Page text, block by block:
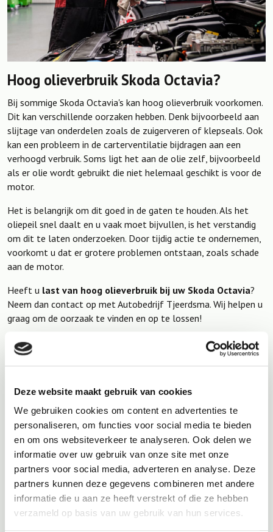
Deze website maakt gebruik van cookies
We gebruiken cookies om content en advertenties te
personaliseren, om functies voor social media te bieden
en om ons websiteverkeer te analyseren. Ook delen we
informatie over uw gebruik van onze site met onze
partners voor social media, adverteren en analyse. Deze
partners kunnen deze gegevens combineren met andere
informatie die u aan ze heeft verstrekt of die ze hebben
verzameld op basis van uw gebruik van hun services.
Hoog olieverbruik Skoda Octavia?
Bij sommige Skoda Octavia's kan hoog olieverbruik voorkomen.
Dit kan verschillende oorzaken hebben. Denk bijvoorbeeld aan
slijtage van onderdelen zoals de zuigerveren of klepseals. Ook
kan een probleem in de carterventilatie bijdragen aan een
verhoogd verbruik. Soms ligt het aan de olie zelf, bijvoorbeeld
als er olie wordt gebruikt die niet helemaal geschikt is voor de
motor.
Het is belangrijk om dit goed in de gaten te houden. Als het
oliepeil snel daalt en u vaak moet bijvullen, is het verstandig
om dit te laten onderzoeken. Door tijdig actie te ondernemen,
voorkomt u dat er grotere problemen ontstaan, zoals schade
aan de motor.
Heeft u last van hoog olieverbruik bij uw Skoda Octavia?
Neem dan contact op met Autobedrijf Tjeerdsma. Wij helpen u
graag om de oorzaak te vinden en op te lossen!
reparatie van alle Skoda-modellen. Of u nu een compacte
stadsauto of een ruime SUV rijdt, wij hebben de expertise om
uw voertuig in topconditie te houden. Onze ervaren monteurs
zijn bekend met de specifieke kenmerken van elk model en
zorgen voor vakkundige service.
Hieronder vindt u een overzicht van de Skoda-modellen
waarvoor wij reparaties uitvoeren: